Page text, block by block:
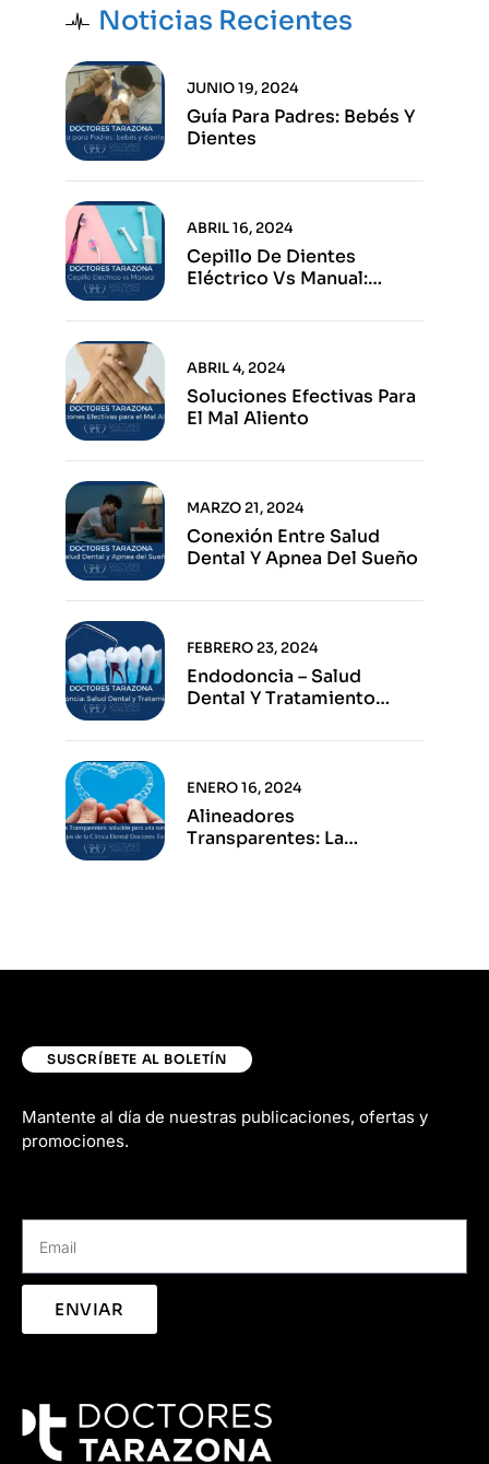
Noticias Recientes
Guía Para Padres: Bebés Y
Dientes
JUNIO 19, 2024
Cepillo De Dientes
Eléctrico Vs Manual:
De Cada Opción
ABRIL 16, 2024
Soluciones Efectivas Para
El Mal Aliento
ABRIL 4, 2024
Conexión Entre Salud
Dental Y Apnea Del Sueño
MARZO 21, 2024
Endodoncia – Salud
Dental Y Tratamiento
FEBRERO 23, 2024
Alineadores
Transparentes: La
ENERO 16, 2024
SUSCRÍBETE AL BOLETÍN
Mantente al día de nuestras publicaciones, ofertas y
promociones.
ENVIAR